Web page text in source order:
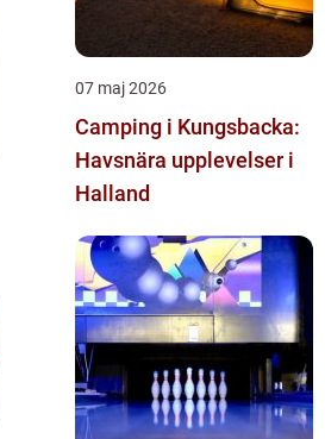
07 maj 2026
Camping i Kungsbacka:
Havsnära upplevelser i
Halland